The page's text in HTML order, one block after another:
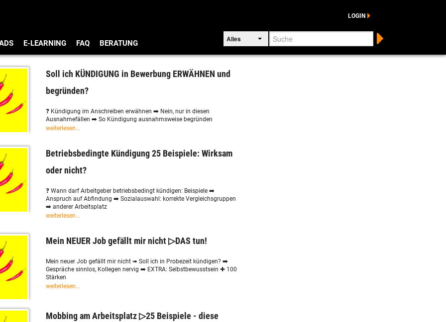
E-LEARNING FAQ BERATUNG
LOGIN
Alles Suche
Soll ich KÜNDIGUNG in Bewerbung ERWÄHNEN und
begründen?
❓ Kündigung im Anschreiben erwähnen ➡️ Nein, nur in diesen
Ausnahmefällen ➡️ So Kündigung ausnahmsweise begründen
weiterlesen...
Betriebsbedingte Kündigung 25 Beispiele: Wirksam
oder nicht?
❓ Wann darf Arbeitgeber betriebsbedingt kündigen: Beispiele ➡️
Anspruch auf Abfindung ➡️ Sozialauswahl: korrekte Vergleichsgruppen
➡️ anderer Arbeitsplatz
weiterlesen...
Mein NEUER Job gefällt mir nicht ▷DAS tun!
Mein neuer Job gefällt mir nicht ➠ Soll ich in Probezeit kündigen? ➡️
Gespräche sinnlos, Kollegen nervig ➡️ EXTRA: Selbstbewusstsein ✚ 100
Stärken
weiterlesen...
Mobbing am Arbeitsplatz ▷25 Beispiele - diese